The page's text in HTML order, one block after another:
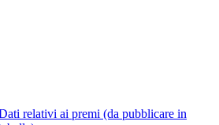
relativi ai premi (da pubblicare in